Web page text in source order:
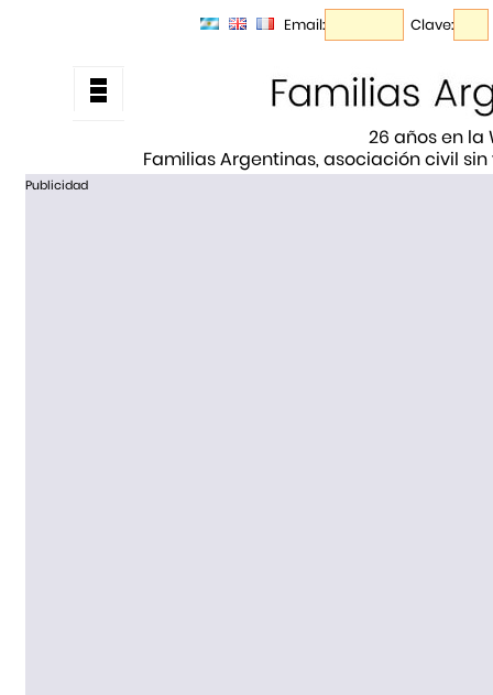
Email: Clave:
26 años en la
Familias Argentinas, asociación civil
Publicidad